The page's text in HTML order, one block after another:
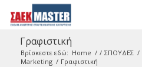
Γραφιστική
Βρίσκεστε εδώ: Home / / ΣΠΟΥΔΕΣ /
Marketing / Γραφιστική